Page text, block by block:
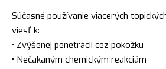
Súčasné používanie viacerých
viesť k:
• Zvýšenej penetrácii cez pokožku
• Nečakaným chemickým reakciám